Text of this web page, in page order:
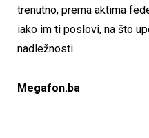
trenutno, prema aktima
iako im ti poslovi, na što
nadležnosti.
Megafon.ba